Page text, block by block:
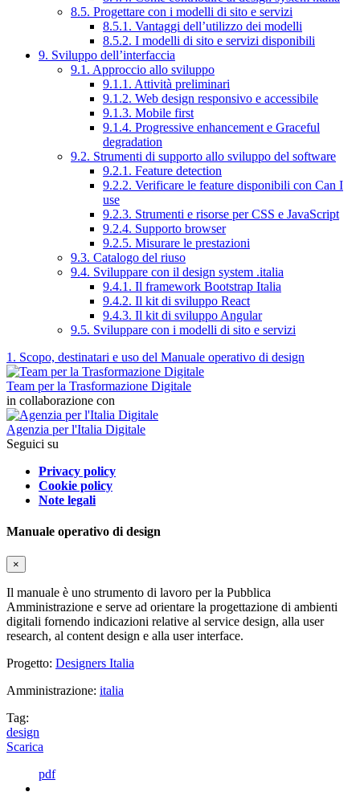
8.5. Progettare con i modelli di sito e servizi
8.5.1. Vantaggi dell’utilizzo dei modelli
8.5.2. I modelli di sito e servizi disponibili
9. Sviluppo dell’interfaccia
9.1. Approccio allo sviluppo
9.1.1. Attività preliminari
9.1.2. Web design responsivo e accessibile
9.1.3. Mobile first
9.1.4. Progressive enhancement e Graceful
degradation
9.2. Strumenti di supporto allo sviluppo del software
9.2.1. Feature detection
9.2.2. Verificare le feature disponibili con Can I
use
9.2.3. Strumenti e risorse per CSS e JavaScript
9.2.4. Supporto browser
9.2.5. Misurare le prestazioni
9.3. Catalogo del riuso
9.4. Sviluppare con il design system .italia
9.4.1. Il framework Bootstrap Italia
9.4.2. Il kit di sviluppo React
9.4.3. Il kit di sviluppo Angular
9.5. Sviluppare con i modelli di sito e servizi
1. Scopo, destinatari e uso del Manuale operativo di design
Team per la Trasformazione Digitale
in collaborazione con
Agenzia per l'Italia Digitale
Seguici su
Privacy policy
Cookie policy
Note legali
Manuale operativo di design
×
Il manuale è uno strumento di lavoro per la Pubblica
Amministrazione e serve ad orientare la progettazione di ambienti
digitali fornendo indicazioni relative al service design, alla user
research, al content design e alla user interface.
Progetto: Designers Italia
Amministrazione: italia
Tag:
design
Scarica
pdf